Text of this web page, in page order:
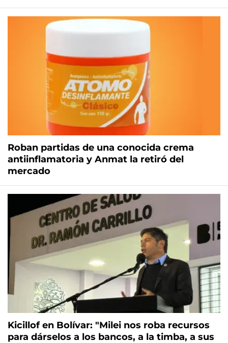
Roban partidas de una conocida crema
antiinflamatoria y Anmat la retiró del
mercado
Kicillof en Bolívar: "Milei nos roba recursos
para dárselos a los bancos, a la timba, a sus